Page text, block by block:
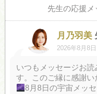
先生の応援メ
月乃羽美
2026年8月8
いつもメッセージお
す。このご縁に感謝い
8月8日の宇宙メッ